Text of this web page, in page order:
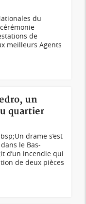
du
de
meilleurs Agents
un
quartier
drame s’est
le Bas-
d’un incendie qui
de deux pièces